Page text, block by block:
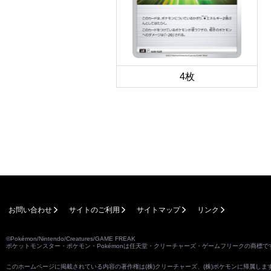
4枚
お問い合わせ サイトのご利用 サイトマップ リンク
©Pokémon/Nintendo/Creatures/GAME FREAK
ポケットモンスター・ポケモン・Pokémonは任天堂・クリーチャーズ・ゲームフリークの商標で
このホームページに掲載されている内容の著作権は(株)クリーチャーズ、(株)ポケモンに帰属し